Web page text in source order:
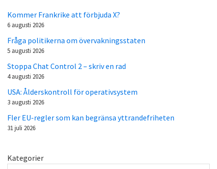
Kommer Frankrike att förbjuda X?
6 augusti 2026
Fråga politikerna om övervakningsstaten
5 augusti 2026
Stoppa Chat Control 2 – skriv en rad
4 augusti 2026
USA: Ålderskontroll för operativsystem
3 augusti 2026
Fler EU-regler som kan begränsa yttrandefriheten
31 juli 2026
Kategorier